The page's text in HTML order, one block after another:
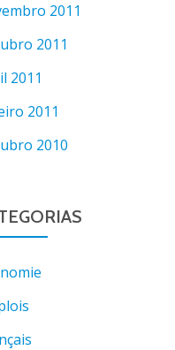
2011
2011
2011
2011
2010